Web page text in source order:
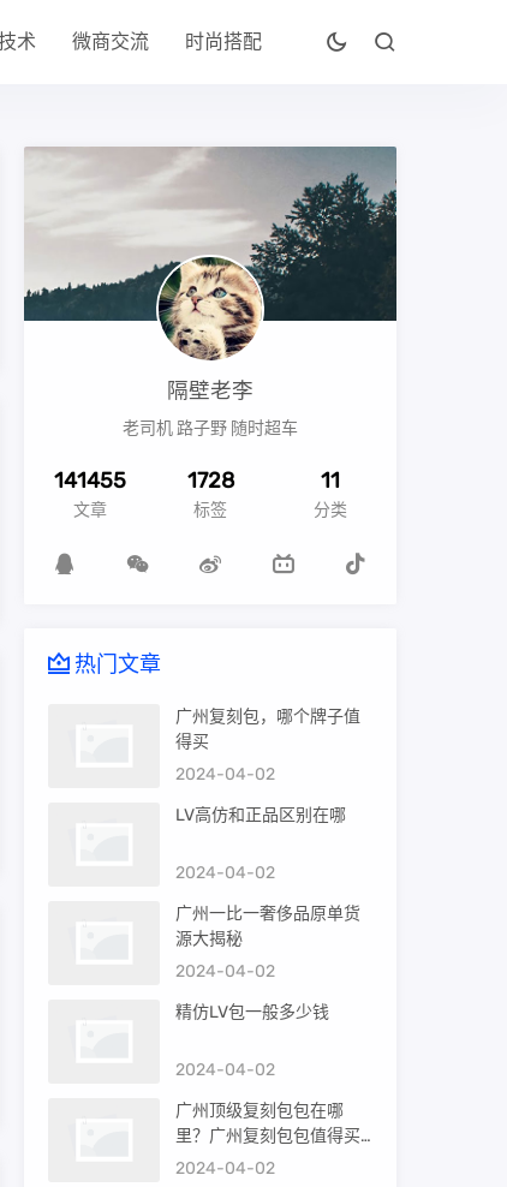
术 微商交流 时尚搭配
隔壁老李
老司机 路子野 随时超车
141455
文章
1728
标签
11
分类
热门文章
广州复刻包，哪个牌子值
得买
2024-04-02
LV高仿和正品区别在哪
2024-04-02
广州一比一奢侈品原单货
源大揭秘
2024-04-02
精仿LV包一般多少钱
2024-04-02
广州顶级复刻包包在哪
里？广州复刻包包值得买
吗？
2024-04-02